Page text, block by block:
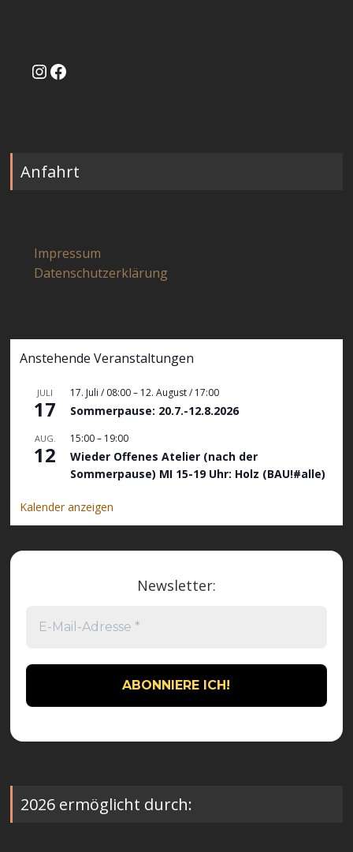
Instagram
Facebook
Anfahrt
Impressum
Datenschutzerklärung
Anstehende Veranstaltungen
JULI
17
17. Juli / 08:00– 12. August / 17:00
Sommerpause: 20.7.-12.8.2026
AUG.
12
15:00– 19:00
Wieder Offenes Atelier (nach der
Sommerpause) MI 15-19 Uhr: Holz (BAU!#alle)
Kalender anzeigen
Newsletter:
2026 ermöglicht durch: